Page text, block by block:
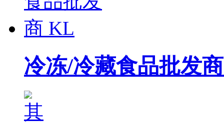
冷冻/冷藏食品批发